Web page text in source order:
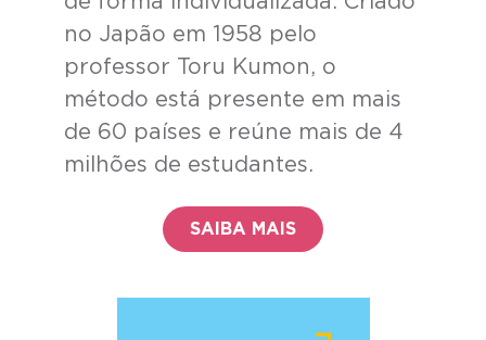
no Japão em 1958 pelo
professor Toru Kumon, o
método está presente em mais
de 60 países e reúne mais de 4
milhões de estudantes.
SAIBA MAIS